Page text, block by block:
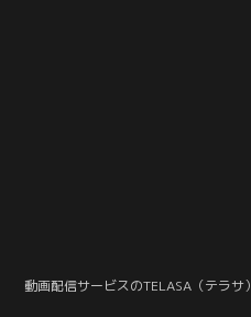
動画配信サービスのTELASA（テラサ）